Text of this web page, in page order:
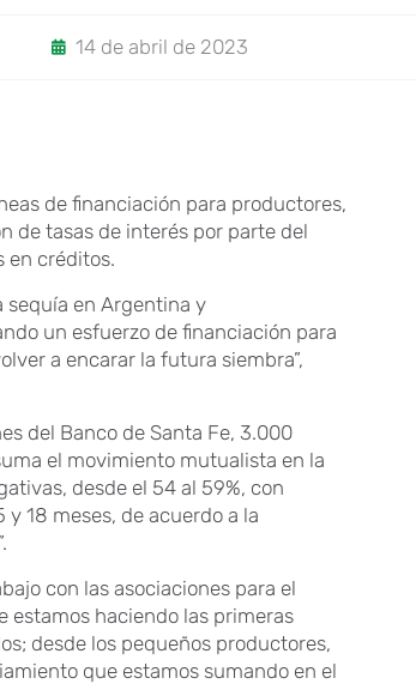
14 de abril de 2023
de financiación para productores,
de tasas de interés por parte del
en créditos.
sequía en Argentina y
un esfuerzo de financiación para
a encarar la futura siembra”,
del Banco de Santa Fe, 3.000
el movimiento mutualista en la
desde el 54 al 59%, con
18 meses, de acuerdo a la
con las asociaciones para el
estamos haciendo las primeras
desde los pequeños productores,
que estamos sumando en el